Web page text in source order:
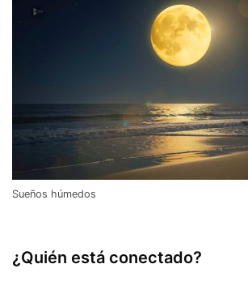
Sueños húmedos
¿Quién está conectado?